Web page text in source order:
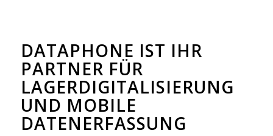
DATAPHONE IST IHR
PARTNER FÜR
LAGERDIGITALISIERUNG
UND MOBILE
DATENERFASSUNG